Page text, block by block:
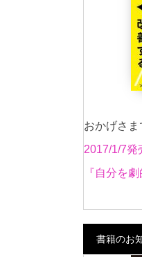
おかげさま
2017/1/7発
『自分を
書籍のお